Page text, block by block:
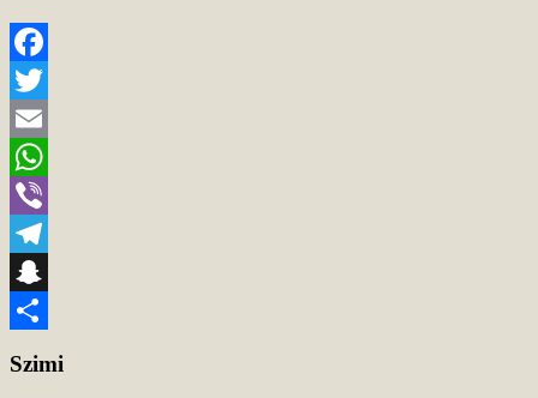
Facebook
Twitter
Email
WhatsApp
Viber
Telegram
Snapchat
Szimi